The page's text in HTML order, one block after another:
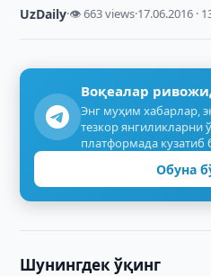
UzDaily·👁 663 views·17.06.2016 ·
Воқеалар
Энг муҳим хабарлар,
тезкор янгиликларни
платформада кузатиб
Обуна
Шунингдек ўқинг